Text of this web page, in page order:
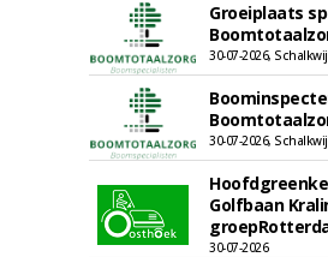
Groeiplaats
30-07-2026,
30-07-2026,
Golfbaan
30-07-2026